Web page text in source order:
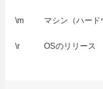
\m マシン（ハード
\r OSのリリース